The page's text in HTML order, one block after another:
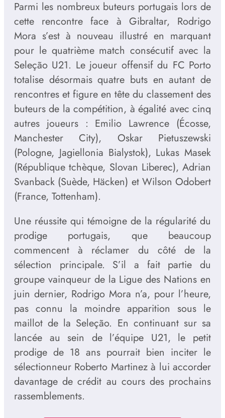
Parmi les nombreux buteurs portugais lors de
cette rencontre face à Gibraltar, Rodrigo
Mora s’est à nouveau illustré en marquant
pour le quatrième match consécutif avec la
Seleção U21. Le joueur offensif du FC Porto
totalise désormais quatre buts en autant de
rencontres et figure en tête du classement des
buteurs de la compétition, à égalité avec cinq
autres joueurs : Emilio Lawrence (Écosse,
Manchester City), Oskar Pietuszewski
(Pologne, Jagiellonia Bialystok), Lukas Masek
(République tchèque, Slovan Liberec), Adrian
Svanback (Suède, Häcken) et Wilson Odobert
(France, Tottenham).
Une réussite qui témoigne de la régularité du
prodige portugais, que beaucoup
commencent à réclamer du côté de la
sélection principale. S’il a fait partie du
groupe vainqueur de la Ligue des Nations en
juin dernier, Rodrigo Mora n’a, pour l’heure,
pas connu la moindre apparition sous le
maillot de la Seleção. En continuant sur sa
lancée au sein de l’équipe U21, le petit
prodige de 18 ans pourrait bien inciter le
sélectionneur Roberto Martinez à lui accorder
davantage de crédit au cours des prochains
rassemblements.